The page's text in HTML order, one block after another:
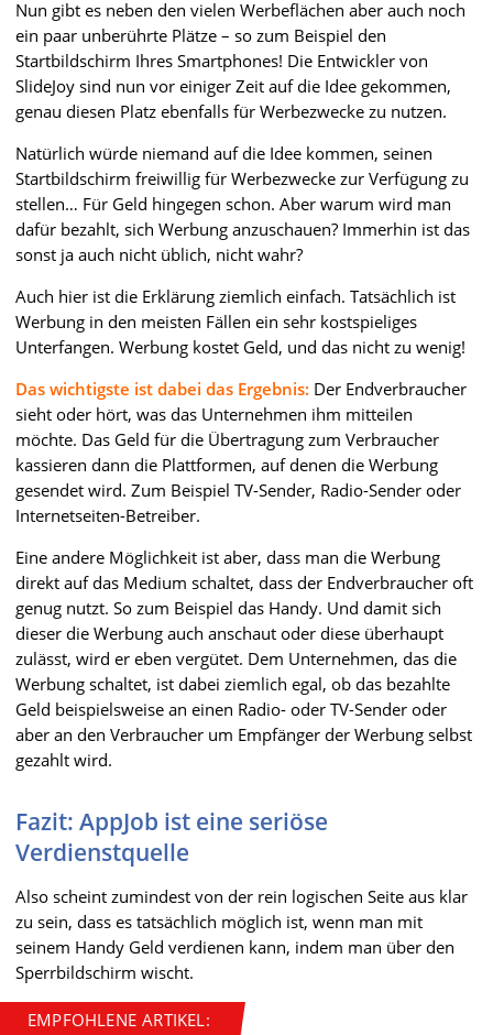
Nun gibt es neben den vielen Werbeflächen aber auch noch
ein paar unberührte Plätze – so zum Beispiel den
Startbildschirm Ihres Smartphones! Die Entwickler von
SlideJoy sind nun vor einiger Zeit auf die Idee gekommen,
genau diesen Platz ebenfalls für Werbezwecke zu nutzen.
Natürlich würde niemand auf die Idee kommen, seinen
Startbildschirm freiwillig für Werbezwecke zur Verfügung zu
stellen… Für Geld hingegen schon. Aber warum wird man
dafür bezahlt, sich Werbung anzuschauen? Immerhin ist das
sonst ja auch nicht üblich, nicht wahr?
Auch hier ist die Erklärung ziemlich einfach. Tatsächlich ist
Werbung in den meisten Fällen ein sehr kostspieliges
Unterfangen. Werbung kostet Geld, und das nicht zu wenig!
Das wichtigste ist dabei das Ergebnis: Der Endverbraucher
sieht oder hört, was das Unternehmen ihm mitteilen
möchte. Das Geld für die Übertragung zum Verbraucher
kassieren dann die Plattformen, auf denen die Werbung
gesendet wird. Zum Beispiel TV-Sender, Radio-Sender oder
Internetseiten-Betreiber.
Eine andere Möglichkeit ist aber, dass man die Werbung
direkt auf das Medium schaltet, dass der Endverbraucher oft
genug nutzt. So zum Beispiel das Handy. Und damit sich
dieser die Werbung auch anschaut oder diese überhaupt
zulässt, wird er eben vergütet. Dem Unternehmen, das die
Werbung schaltet, ist dabei ziemlich egal, ob das bezahlte
Geld beispielsweise an einen Radio- oder TV-Sender oder
aber an den Verbraucher um Empfänger der Werbung selbst
gezahlt wird.
Fazit: AppJob ist eine seriöse
Verdienstquelle
Also scheint zumindest von der rein logischen Seite aus klar
zu sein, dass es tatsächlich möglich ist, wenn man mit
seinem Handy Geld verdienen kann, indem man über den
Sperrbildschirm wischt.
EMPFOHLENE ARTIKEL: